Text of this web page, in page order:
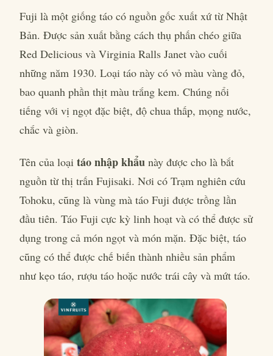
Fuji là một giống táo có nguồn gốc xuất xứ từ Nhật
Bản. Được sản xuất bằng cách thụ phấn chéo giữa
Red Delicious và Virginia Ralls Janet vào cuối
những năm 1930. Loại táo này có vỏ màu vàng đỏ,
bao quanh phần thịt màu trắng kem. Chúng nổi
tiếng với vị ngọt đặc biệt, độ chua thấp, mọng nước,
chắc và giòn.
Tên của loại táo nhập khẩu này được cho là bắt
nguồn từ thị trấn Fujisaki. Nơi có Trạm nghiên cứu
Tohoku, cũng là vùng mà táo Fuji được trồng lần
đầu tiên. Táo Fuji cực kỳ linh hoạt và có thể được sử
dụng trong cả món ngọt và món mặn. Đặc biệt, táo
cũng có thể được chế biến thành nhiều sản phẩm
như kẹo táo, rượu táo hoặc nước trái cây và mứt táo.